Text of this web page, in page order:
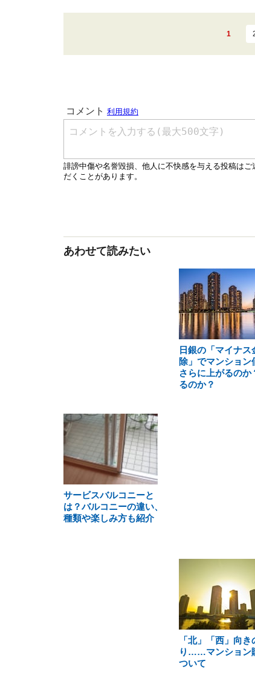
1
あわせて読みたい
日銀の「マイナス
除」でマンション
さらに上がるのか
るのか？
サービスバルコニーと
は？バルコニーの違い、
種類や楽しみ方も紹介
「北」「西」向き
り……マンション
ついて